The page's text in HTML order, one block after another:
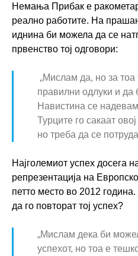
Немања Прибак е ракометар
реално работите. На
иднина би можела да се
првенство тој одговори:
„Мислам да, но за
правилни одлуки и да
Навистина се
Турците го сакаат
но треба да се
Најголемиот успех досега
репрезентација на
петто место во 2012
да го повторат тој успех?
„Мислам дека би
успехот, но тоа е